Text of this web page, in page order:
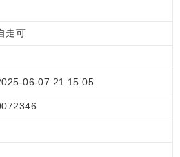
走可
06-07 21:15:05